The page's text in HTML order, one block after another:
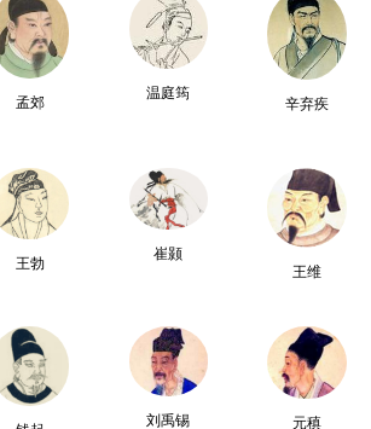
孟郊
温庭筠
辛弃疾
王勃
崔颢
王维
刘禹锡 元稹